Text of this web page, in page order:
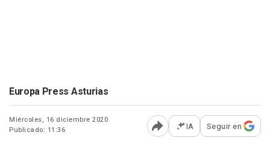
Europa Press Asturias
Miércoles, 16 diciembre 2020
Publicado: 11:36
Abrir opciones para
IA Seguir en